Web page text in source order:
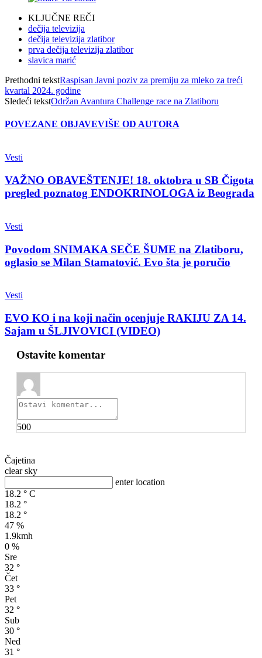
KLJUČNE REČI
dečija televizija
dečija televizija zlatibor
prva dečija televizija zlatibor
slavica marić
Prethodni tekstRaspisan Javni poziv za premiju za mleko za treći
kvartal 2024. godine
Sledeći tekstOdržan Avantura Challenge race na Zlatiboru
POVEZANE OBJAVEVIŠE OD AUTORA
Vesti
VAŽNO OBAVEŠTENJE! 18. oktobra u SB Čigota
pregled poznatog ENDOKRINOLOGA iz Beograda
Vesti
Povodom SNIMAKA SEČE ŠUME na Zlatiboru,
oglasio se Milan Stamatović. Evo šta je poručio
Vesti
EVO KO i na koji način ocenjuje RAKIJU ZA 14.
Sajam u ŠLJIVOVICI (VIDEO)
Ostavite komentar
500
Čajetina
clear sky
enter location
18.2 ° C
18.2 °
18.2 °
47 %
1.9kmh
0 %
Sre
32 °
Čet
33 °
Pet
32 °
Sub
30 °
Ned
31 °